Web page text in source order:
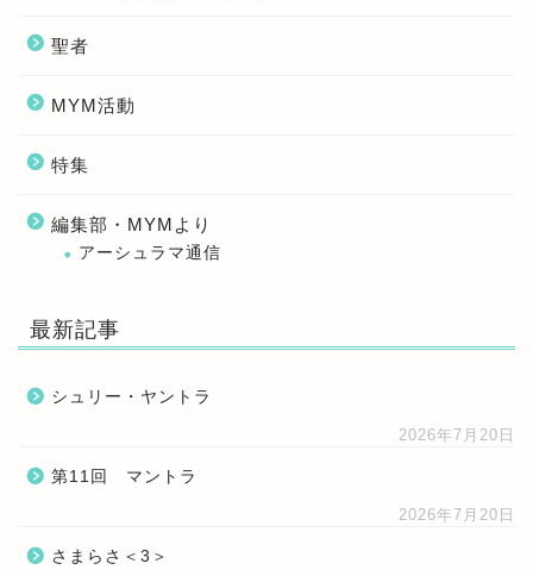
聖者
MYM活動
特集
編集部・MYMより
アーシュラマ通信
最新記事
シュリー・ヤントラ
2026年7月20日
第11回 マントラ
2026年7月20日
さまらさ＜3＞